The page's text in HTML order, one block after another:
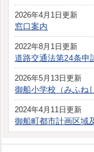
2026年4月1日更新
窓口案内
2022年8月1日更新
道路交通法第24条申
2026年5月13日更新
御船小学校（みふね
2024年4月11日更新
御船町都市計画区域